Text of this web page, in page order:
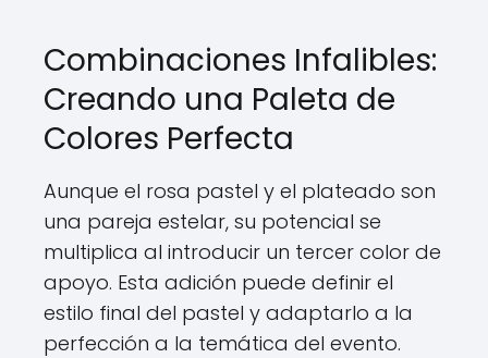
Combinaciones Infalibles:
Creando una Paleta de
Colores Perfecta
Aunque el rosa pastel y el plateado son
una pareja estelar, su potencial se
multiplica al introducir un tercer color de
apoyo. Esta adición puede definir el
estilo final del pastel y adaptarlo a la
perfección a la temática del evento.